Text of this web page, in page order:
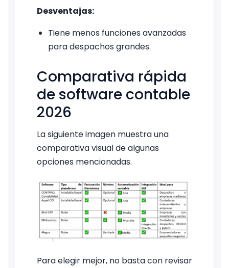
Desventajas:
Tiene menos funciones avanzadas
para despachos grandes.
Comparativa rápida
de software contable
2026
La siguiente imagen muestra una
comparativa visual de algunas
opciones mencionadas.
Para elegir mejor, no basta con revisar